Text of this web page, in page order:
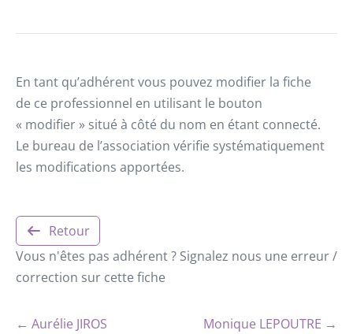
En tant qu’adhérent vous pouvez modifier la fiche
de ce professionnel en utilisant le bouton
« modifier » situé à côté du nom en étant connecté.
Le bureau de l’association vérifie systématiquement
les modifications apportées.
Retour
Vous n'êtes pas adhérent ? Signalez nous une erreur /
correction sur cette fiche
← Aurélie JIROS Monique LEPOUTRE →